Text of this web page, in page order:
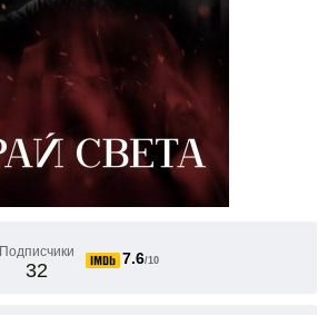
Подписчики
32
7.6/10